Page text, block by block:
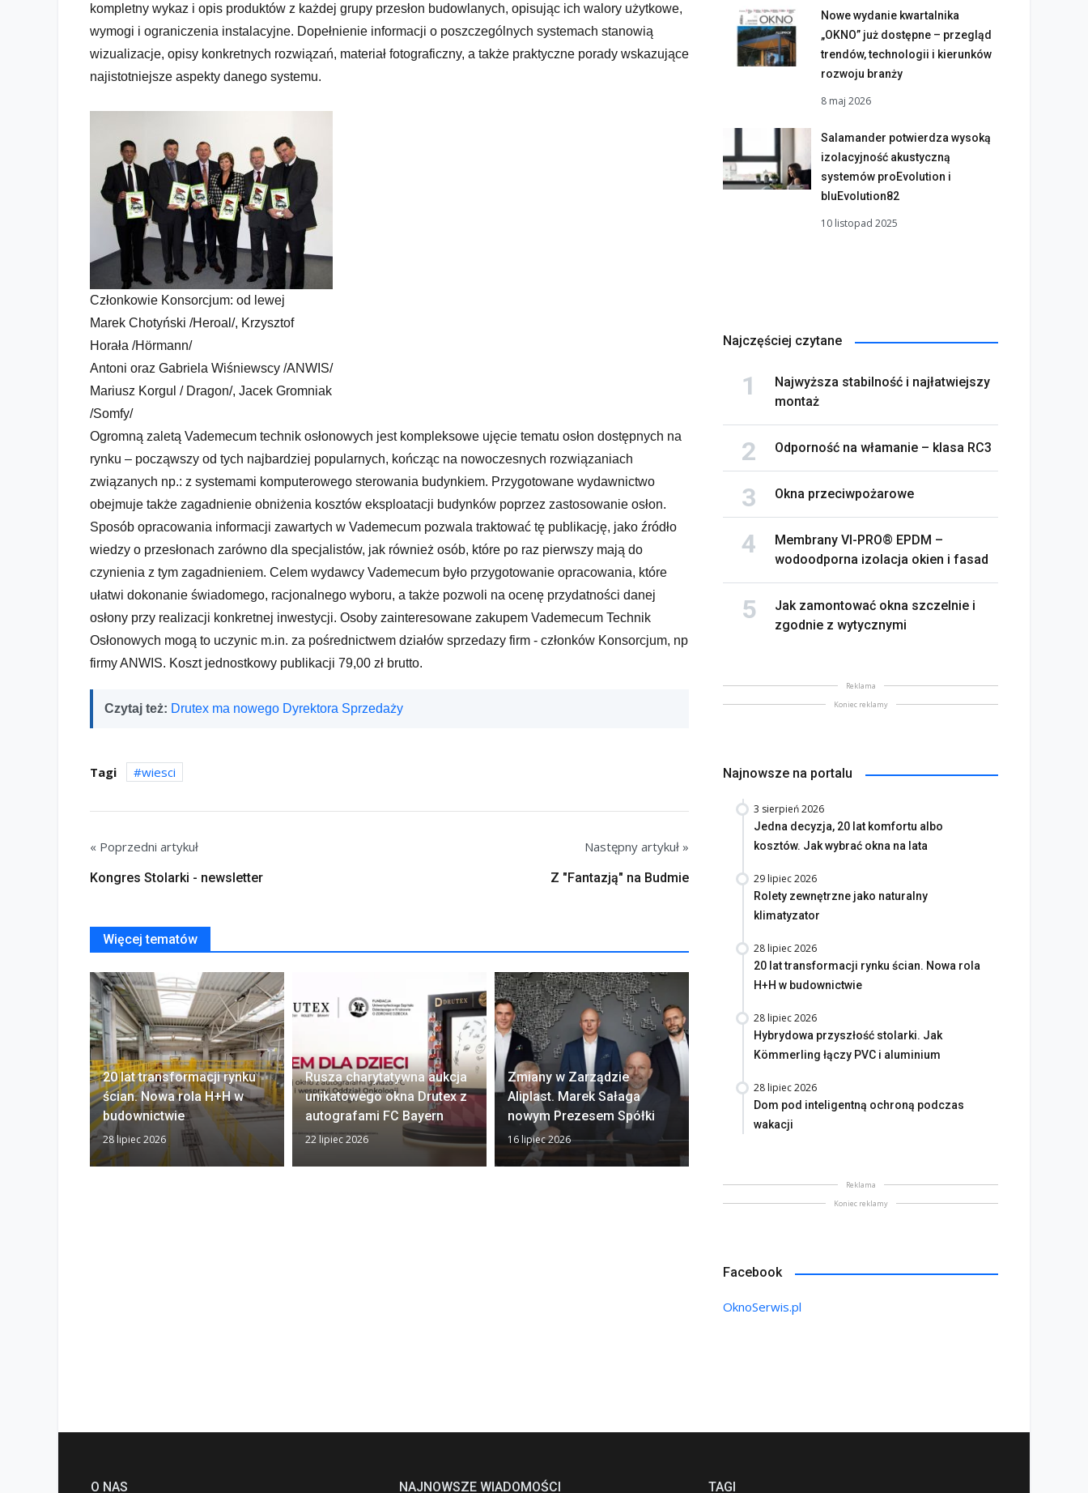
Vademecum Technik Osłonowych
kompletny wykaz i opis produktów z każdej grupy przesłon budowlanych, opisując ich walory użytkowe,
wymogi i ograniczenia instalacyjne. Dopełnienie informacji o poszczególnych systemach stanowią
wizualizacje, opisy konkretnych rozwiązań, materiał fotograficzny, a także praktyczne porady wskazujące
najistotniejsze aspekty danego systemu.
Członkowie Konsorcjum: od lewej
Marek Chotyński /Heroal/, Krzysztof
Horała /Hörmann/
Antoni oraz Gabriela Wiśniewscy /ANWIS/
Mariusz Korgul / Dragon/, Jacek Gromniak
/Somfy/
Ogromną zaletą Vademecum technik osłonowych jest kompleksowe ujęcie tematu osłon dostępnych na
rynku – począwszy od tych najbardziej popularnych, kończąc na nowoczesnych rozwiązaniach
związanych np.: z systemami komputerowego sterowania budynkiem. Przygotowane wydawnictwo
obejmuje także zagadnienie obniżenia kosztów eksploatacji budynków poprzez zastosowanie osłon.
Sposób opracowania informacji zawartych w Vademecum pozwala traktować tę publikację, jako źródło
wiedzy o przesłonach zarówno dla specjalistów, jak również osób, które po raz pierwszy mają do
czynienia z tym zagadnieniem. Celem wydawcy Vademecum było przygotowanie opracowania, które
ułatwi dokonanie świadomego, racjonalnego wyboru, a także pozwoli na ocenę przydatności danej
osłony przy realizacji konkretnej inwestycji. Osoby zainteresowane zakupem Vademecum Technik
Osłonowych mogą to uczynic m.in. za pośrednictwem działów sprzedazy firm - członków Konsorcjum, np
firmy ANWIS. Koszt jednostkowy publikacji 79,00 zł brutto.
Czytaj też: Drutex ma nowego Dyrektora Sprzedaży
Tagi wiesci
« Poprzedni artykuł
Kongres Stolarki - newsletter
Następny artykuł »
Z "Fantazją" na Budmie
Więcej tematów
20 lat transformacji rynku
ścian. Nowa rola H+H w
budownictwie
28 lipiec 2026
Rusza charytatywna aukcja
unikatowego okna Drutex z
autografami FC Bayern
22 lipiec 2026
Zmiany w Zarządzie
Aliplast. Marek Sałaga
nowym Prezesem Spółki
16 lipiec 2026
zwrócić uwagę przed
nowy film wizerunkowy
Nowe wydanie kwartalnika
„OKNO” już dostępne – przegląd
trendów, technologii i kierunków
rozwoju branży
8 maj 2026
Salamander potwierdza wysoką
izolacyjność akustyczną
systemów proEvolution i
bluEvolution82
10 listopad 2025
Najczęściej czytane
Najwyższa stabilność i najłatwiejszy
montaż
Odporność na włamanie – klasa RC3
Okna przeciwpożarowe
Membrany VI-PRO® EPDM –
wodoodporna izolacja okien i fasad
Jak zamontować okna szczelnie i
zgodnie z wytycznymi
Reklama
Koniec reklamy
Najnowsze na portalu
3 sierpień 2026
Jedna decyzja, 20 lat komfortu albo
kosztów. Jak wybrać okna na lata
29 lipiec 2026
Rolety zewnętrzne jako naturalny
klimatyzator
28 lipiec 2026
20 lat transformacji rynku ścian. Nowa rola
H+H w budownictwie
28 lipiec 2026
Hybrydowa przyszłość stolarki. Jak
Kömmerling łączy PVC i aluminium
28 lipiec 2026
Dom pod inteligentną ochroną podczas
wakacji
Reklama
Koniec reklamy
Facebook
OknoSerwis.pl
O NAS NAJNOWSZE WIADOMOŚCI TAGI